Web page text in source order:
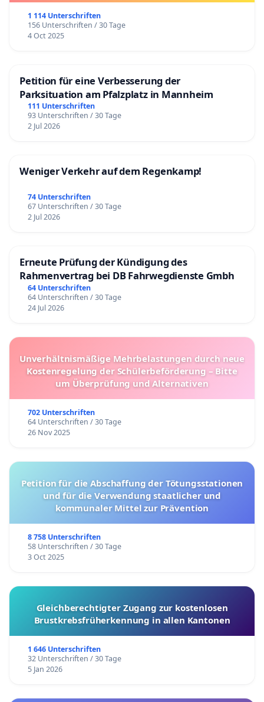
1 114 Unterschriften
156 Unterschriften / 30 Tage
4 Oct 2025
Petition für eine Verbesserung der
Parksituation am Pfalzplatz in Mannheim
111 Unterschriften
93 Unterschriften / 30 Tage
2 Jul 2026
Weniger Verkehr auf dem Regenkamp!
74 Unterschriften
67 Unterschriften / 30 Tage
2 Jul 2026
Erneute Prüfung der Kündigung des
Rahmenvertrag bei DB Fahrwegdienste Gmbh
64 Unterschriften
64 Unterschriften / 30 Tage
24 Jul 2026
Unverhältnismäßige Mehrbelastungen durch neue
Kostenregelung der Schülerbeförderung – Bitte
um Überprüfung und Alternativen
702 Unterschriften
64 Unterschriften / 30 Tage
26 Nov 2025
Petition für die Abschaffung der Tötungsstationen
und für die Verwendung staatlicher und
kommunaler Mittel zur Prävention
8 758 Unterschriften
58 Unterschriften / 30 Tage
3 Oct 2025
Gleichberechtigter Zugang zur kostenlosen
Brustkrebsfrüherkennung in allen Kantonen
1 646 Unterschriften
32 Unterschriften / 30 Tage
5 Jan 2026